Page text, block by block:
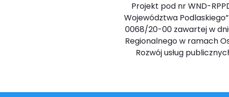
Projekt pod nr WND-
Województwa
0068/20-00 zawartej w
Regionalnego w ramach
Rozwój usług